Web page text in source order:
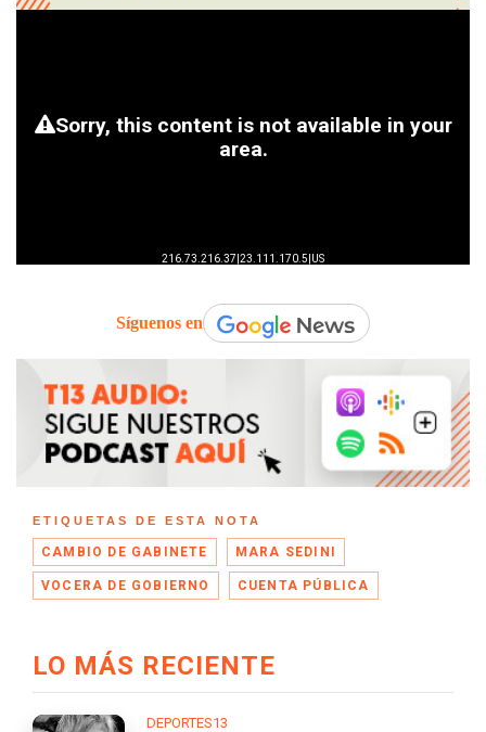
Síguenos en
ETIQUETAS DE ESTA NOTA
CAMBIO DE GABINETE MARA SEDINI
VOCERA DE GOBIERNO CUENTA PÚBLICA
LO MÁS RECIENTE
DEPORTES13